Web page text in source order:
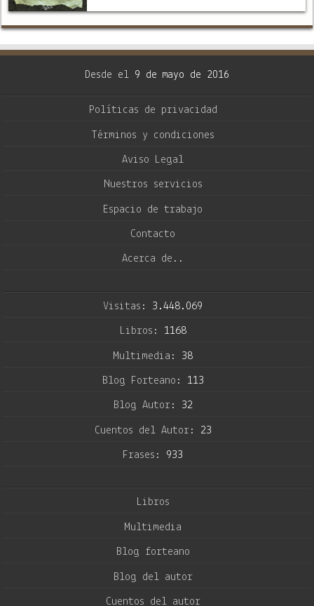
que los pergaminos son los más antiguos
manuscritos …
Desde el 9 de mayo de 2016
Políticas de privacidad
Términos y condiciones
Aviso Legal
Nuestros servicios
Espacio de trabajo
Contacto
Acerca de..
Visitas: 3.448.069
Libros: 1168
Multimedia: 38
Blog Forteano: 113
Blog Autor: 32
Cuentos del Autor: 23
Frases: 933
Libros
Multimedia
Blog forteano
Blog del autor
Cuentos del autor